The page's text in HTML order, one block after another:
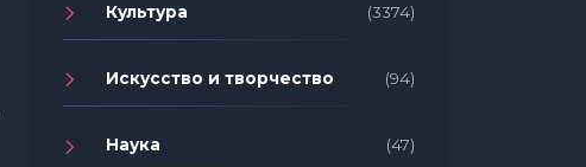
Культура (3374)
Искусство и творчество (94)
Наука (47)